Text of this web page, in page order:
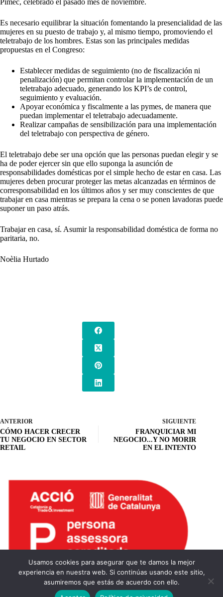
Pimec, celebrado el pasado mes de noviembre.
Es necesario equilibrar la situación fomentando la presencialidad de las
mujeres en su puesto de trabajo y, al mismo tiempo, promoviendo el
teletrabajo de los hombres. Estas son las principales medidas
propuestas en el Congreso:
Establecer medidas de seguimiento (no de fiscalización ni
penalización) que permitan controlar la implementación de un
teletrabajo adecuado, generando los KPI’s de control,
seguimiento y evaluación.
Apoyar económica y fiscalmente a las pymes, de manera que
puedan implementar el teletrabajo adecuadamente.
Realizar campañas de sensibilización para una implementación
del teletrabajo con perspectiva de género.
El teletrabajo debe ser una opción que las personas puedan elegir y se
ha de poder ejercer sin que ello suponga la asunción de
responsabilidades domésticas por el simple hecho de estar en casa. Las
mujeres deben procurar proteger las metas alcanzadas en términos de
corresponsabilidad en los últimos años y ser muy conscientes de que
trabajar en casa mientras se prepara la cena o se ponen lavadoras puede
suponer un paso atrás.
Trabajar en casa, sí. Asumir la responsabilidad doméstica de forma no
paritaria, no.
Noèlia Hurtado
ANTERIOR
CÓMO HACER CRECER
TU NEGOCIO EN SECTOR
RETAIL
SIGUIENTE
FRANQUICIAR MI
NEGOCIO...Y NO MORIR
EN EL INTENTO
Noèlia Hurtado© 2026
Usamos cookies para asegurar que te damos la mejor
experiencia en nuestra web. Si continúas usando este sitio,
asumiremos que estás de acuerdo con ello.